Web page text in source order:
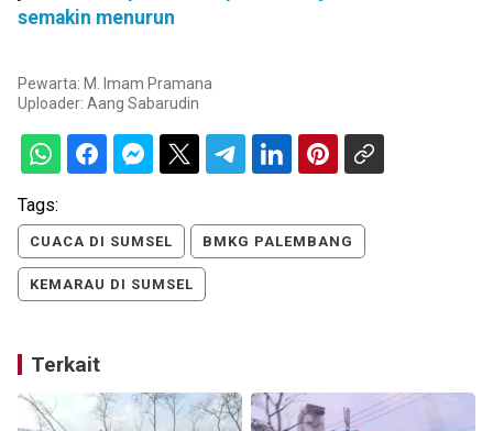
semakin menurun
Pewarta: M. Imam Pramana
Uploader: Aang Sabarudin
Tags:
CUACA DI SUMSEL BMKG PALEMBANG
KEMARAU DI SUMSEL
Terkait